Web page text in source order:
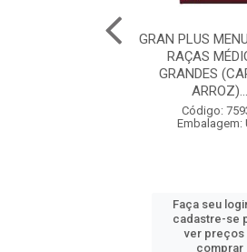
GRAN PLUS
RAÇAS
GRANDES
ARROZ)...
Código:
Embalagem:
Faça seu
cadastre-se
ver preços
comprar